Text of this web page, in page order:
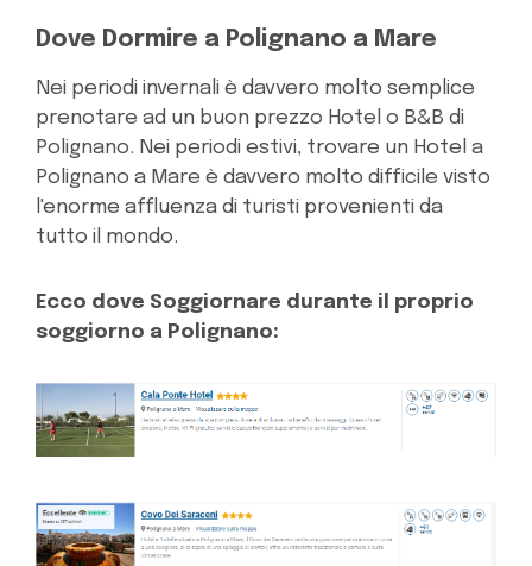
Dove Dormire a Polignano a Mare
Nei periodi invernali è davvero molto semplice
prenotare ad un buon prezzo Hotel o B&B di
Polignano. Nei periodi estivi, trovare un Hotel a
Polignano a Mare è davvero molto difficile visto
l'enorme affluenza di turisti provenienti da
tutto il mondo.
Ecco dove Soggiornare durante il proprio
soggiorno a Polignano: